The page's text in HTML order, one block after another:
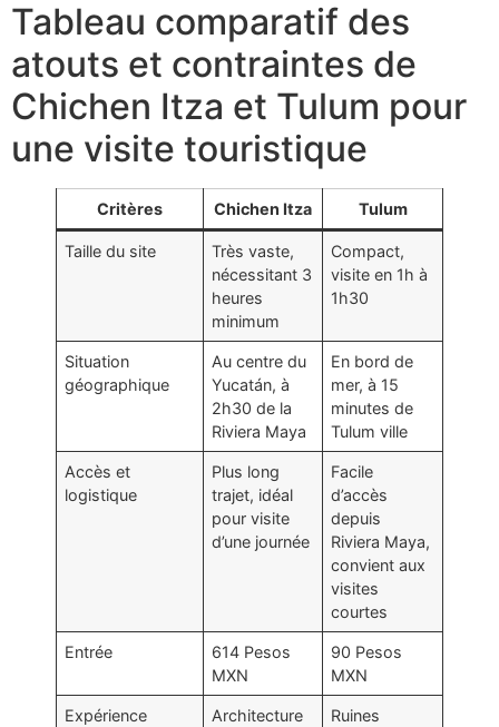
Tableau comparatif des
atouts et contraintes de
Chichen Itza et Tulum pour
une visite touristique
Critères Chichen Itza Tulum
Taille du site
Très vaste,
nécessitant 3
heures
minimum
Compact,
visite en 1h à
1h30
Situation
géographique
Au centre du
Yucatán, à
2h30 de la
Riviera Maya
En bord de
mer, à 15
minutes de
Tulum ville
Accès et
logistique
Plus long
trajet, idéal
pour visite
d’une journée
Facile
d’accès
depuis
Riviera Maya,
convient aux
visites
courtes
Entrée
614 Pesos
MXN
90 Pesos
MXN
Expérience Architecture Ruines